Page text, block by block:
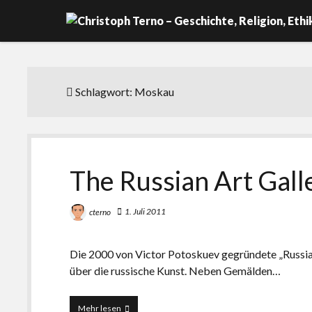
Schlagwort: Moskau
The Russian Art
cterno 1. Juli 2011
Die 2000 von Victor Potoskuev gegründete
über die russische Kunst. Neben Gemälden…
Mehr lesen The